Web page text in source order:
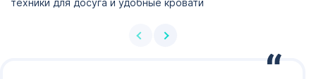
техники для досуга и удобные кровати